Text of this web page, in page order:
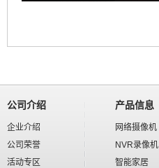
公司介绍
企业介绍
公司荣誉
活动专区
产品信息
网络摄像机
NVR录像机
智能家居